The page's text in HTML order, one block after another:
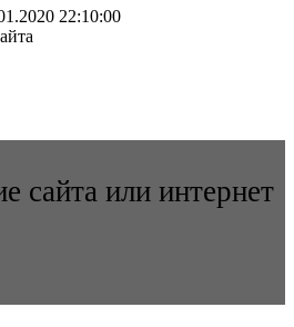
22:10:00
сайта или интернет